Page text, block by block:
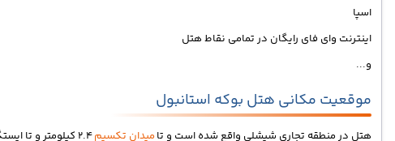
اسپا
اینترنت وای فای رایگان در تمامی نقاط هتل
و...
موقعیت مکانی هتل بوکه استانبول
هتل در منطقه تجاری شیشلی واقع شده است و تا میدان تکسیم2.4 کیلومتر و تا ایستگاه مترو عثمان بی 450 متر فاصله دارد.